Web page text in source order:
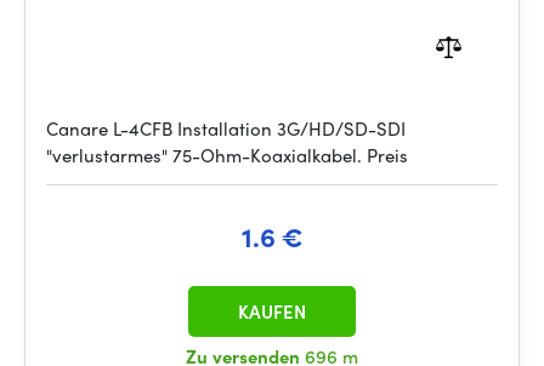
Canare L-4CFB Installation 3G/HD/SD-SDI
"verlustarmes" 75-Ohm-Koaxialkabel. Preis
1.6 €
Zu versenden 696 m
KAUFEN